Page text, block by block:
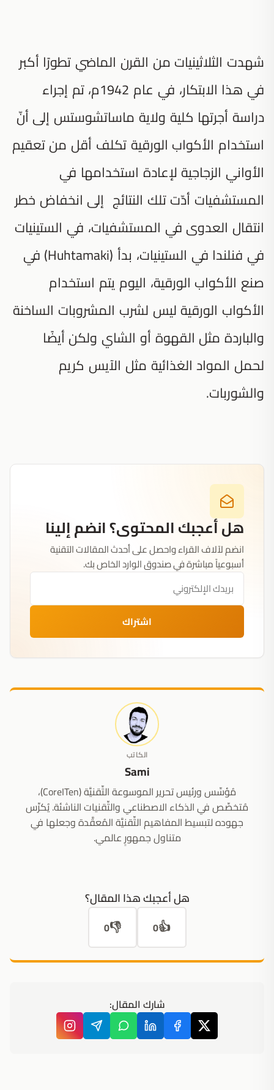
شهدت الثلاثينيات من القرن الماضي تطورًا أكبر
في هذا الابتكار، في عام 1942م، تم إجراء
دراسة أجرتها كلية ولاية ماساتشوستس إلى أنّ
استخدام الأكواب الورقية تكلف أقل من تعقيم
الأواني الزجاجية لإعادة استخدامها في
المستشفيات أدّت تلك النتائج إلى انخفاض خطر
انتقال العدوى في المستشفيات، في الستينيات
في فنلندا في الستينيات، بدأ (Huhtamaki) في
صنع الأكواب الورقية، اليوم يتم استخدام
الأكواب الورقية ليس لشرب المشروبات الساخنة
والباردة مثل القهوة أو الشاي ولكن أيضًا
لحمل المواد الغذائية مثل الآيس كريم
والشوربات.
هل أعجبك المحتوى؟ انضم إلينا
انضم لآلاف القراء واحصل على أحدث المقالات التقنية
أسبوعياً مباشرة في صندوق الوارد الخاص بك.
اشتراك
الكاتب
Sami
مُؤسِّس ورئيس تحرير الموسوعة التِّقنيَّة (CoreITen)،
مُتخصِّص في الذكاء الاصطناعي والتِّقنيات الناشئة. يُكرِّس
جهوده لتبسيط المفاهيم التِّقنيَّة المُعقَّدة وجعلها في
متناول جمهورٍ عالمي.
هل أعجبك هذا المقال؟
👍
0
👎
0
شارك المقال: